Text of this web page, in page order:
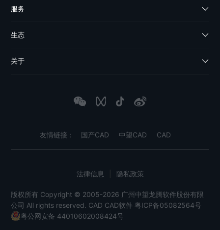
服务
生态
关于
友情链接： 国产CAD 中望CAD CAD
版权所有 Copyright © 2005-2026 广州中望龙腾软件股份有限
公司 All rights reserved. CAD CAD软件 粤ICP备05082564号
粤公网安备 44010602008424号
法律信息 隐私政策